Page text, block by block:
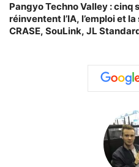
Pangyo Techno Valley : cinq
réinventent l’IA, l’emploi et
CRASE, SouLink, JL